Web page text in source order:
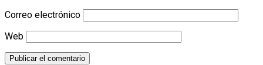
Correo electrónico
Web